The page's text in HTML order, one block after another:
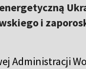
i
Administracji